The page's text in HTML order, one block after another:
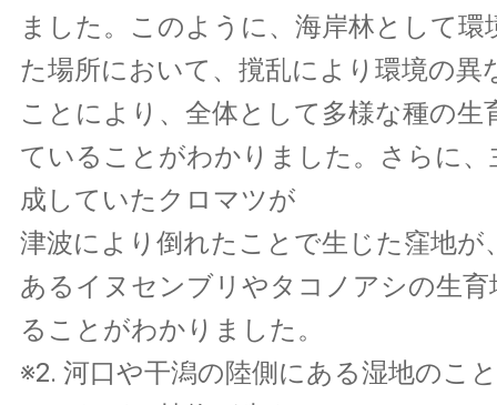
ました。このように、海岸林として環
た場所において、撹乱により環境の異
ことにより、全体として多様な種の生
ていることがわかりました。さらに、
成していたクロマツが
津波により倒れたことで生じた窪地が
あるイヌセンブリやタコノアシの生
ることがわかりました。
※2. 河口や干潟の陸側にある湿地のこ